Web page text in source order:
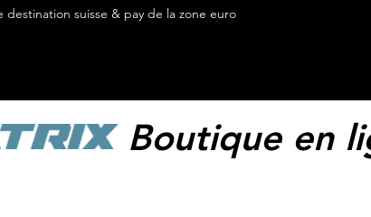
destination suisse & pay de la zone euro
Boutique en